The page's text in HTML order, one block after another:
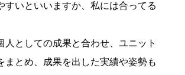
すいといいますか、私には合ってる
人としての成果と合わせ、ユニット
まとめ、成果を出した実績や姿勢も